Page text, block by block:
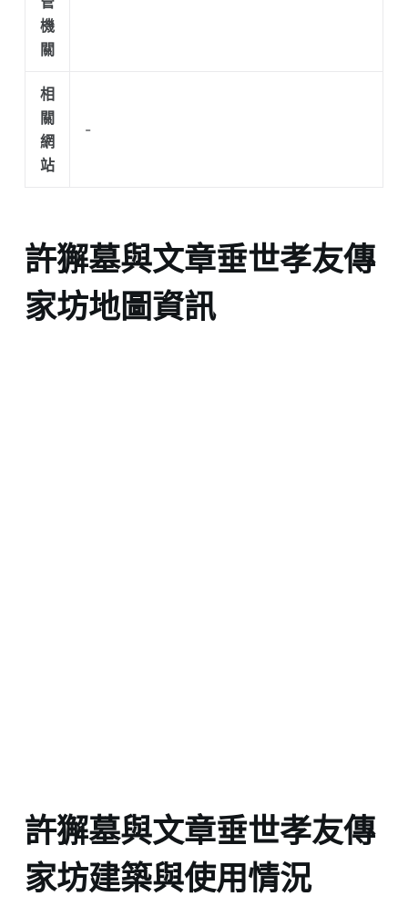
機
關
相
關
網
站
-
許獬墓與文章垂世孝友傳
家坊地圖資訊
許獬墓與文章垂世孝友傳
家坊建築與使用情況